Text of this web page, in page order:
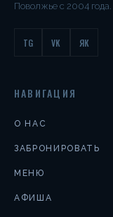
Поволжье с 2004 года.
TG VK ЯК
НАВИГАЦИЯ
О НАС
ЗАБРОНИРОВАТЬ
МЕНЮ
АФИША